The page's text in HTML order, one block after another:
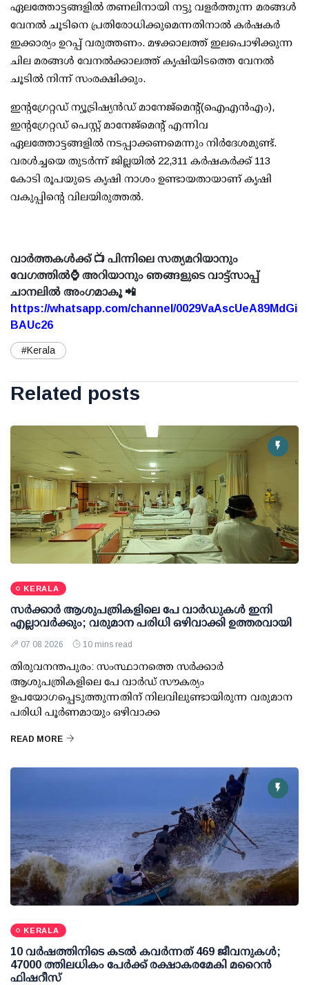
ഏലത്തോട്ടങ്ങളില്‍ തണലിനായി നട്ടു വളര്‍ത്തുന്ന മരങ്ങള്‍
വേനല്‍ ചൂടിനെ പ്രതിരോധിക്കുമെന്നതിനാല്‍ കര്‍ഷകര്‍
ഇക്കാര്യം ഉറപ്പ് വരുത്തണം. മഴക്കാലത്ത് ഇലപൊഴിക്കുന്ന
ചില മരങ്ങള്‍ വേനല്‍ക്കാലത്ത് കൃഷിയിടത്തെ വേനല്‍
ചൂടില്‍ നിന്ന് സംരക്ഷിക്കും.
ഇന്റഗ്രേറ്റഡ് ന്യൂട്രിഷ്യന്‍ഡ് മാനേജ്‌മെന്റ്(ഐഎന്‍എം),
ഇന്റഗ്രേറ്റഡ് പെസ്റ്റ് മാനേജ്‌മെന്റ് എന്നിവ
ഏലത്തോട്ടങ്ങളില്‍ നടപ്പാക്കണമെന്നും നിര്‍ദേശമുണ്ട്.
വരള്‍ച്ചയെ തുടര്‍ന്ന് ജില്ലയില്‍ 22,311 കര്‍ഷകര്‍ക്ക് 113
കോടി രൂപയുടെ കൃഷി നാശം ഉണ്ടായതായാണ് കൃഷി
വകുപ്പിന്റെ വിലയിരുത്തല്‍.
വാർത്തകൾക്ക് 📺 പിന്നിലെ സത്യമറിയാനും
വേഗത്തിൽ⌚ അറിയാനും ഞങ്ങളുടെ വാട്ട്സാപ്പ്
ചാനലിൽ അംഗമാകൂ 📲
https://whatsapp.com/channel/0029VaAscUeA89MdGi
BAUc26
#Kerala
Related posts
KERALA
സര്‍ക്കാര്‍ ആശുപത്രികളിലെ പേ വാര്‍ഡുകള്‍ ഇനി
എല്ലാവര്‍ക്കും; വരുമാന പരിധി ഒഴിവാക്കി ഉത്തരവായി
07 08 2026 10 mins read
തിരുവനന്തപുരം: സംസ്ഥാനത്തെ സര്‍ക്കാര്‍
ആശുപത്രികളിലെ പേ വാര്‍ഡ് സൗകര്യം
ഉപയോഗപ്പെടുത്തുന്നതിന് നിലവിലുണ്ടായിരുന്ന വരുമാന
പരിധി പൂര്‍ണമായും ഒഴിവാക്ക
READ MORE
KERALA
10 വര്‍ഷത്തിനിടെ കടല്‍ കവര്‍ന്നത് 469 ജീവനുകള്‍;
47000 ത്തിലധികം പേര്‍ക്ക് രക്ഷാകരമേകി മറൈന്‍
ഫിഷറീസ്